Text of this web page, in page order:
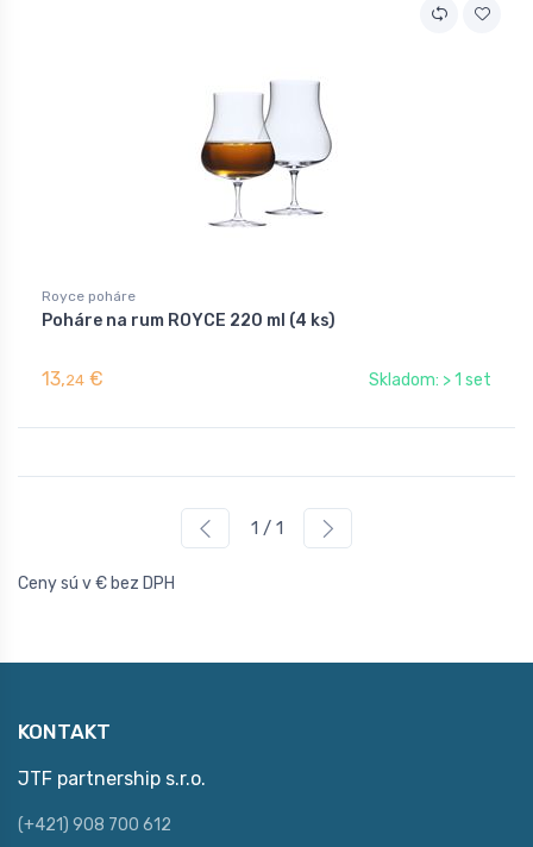
Royce poháre
Poháre na rum ROYCE 220 ml (4 ks)
13,24 € Skladom: > 1 set
1 / 1
Ceny sú v € bez DPH
KONTAKT
JTF partnership s.r.o.
(+421) 908 700 612